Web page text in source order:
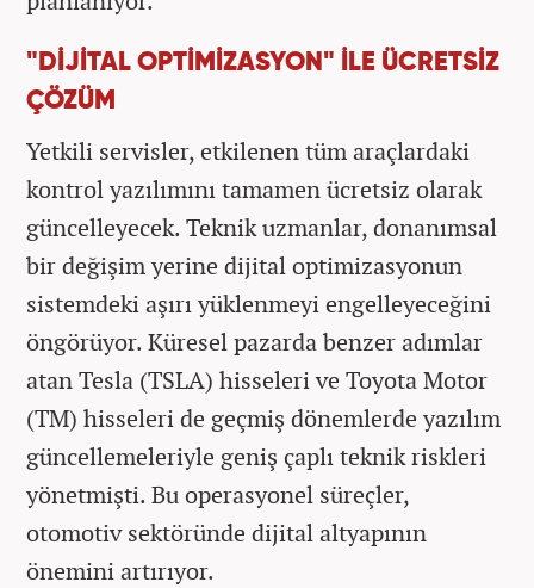
"DİJİTAL OPTİMİZASYON" İLE ÜCRETSİZ
ÇÖZÜM
Yetkili servisler, etkilenen tüm araçlardaki
kontrol yazılımını tamamen ücretsiz olarak
güncelleyecek. Teknik uzmanlar, donanımsal
bir değişim yerine dijital optimizasyonun
sistemdeki aşırı yüklenmeyi engelleyeceğini
öngörüyor. Küresel pazarda benzer adımlar
atan Tesla (TSLA) hisseleri ve Toyota Motor
(TM) hisseleri de geçmiş dönemlerde yazılım
güncellemeleriyle geniş çaplı teknik riskleri
yönetmişti. Bu operasyonel süreçler,
otomotiv sektöründe dijital altyapının
önemini artırıyor.